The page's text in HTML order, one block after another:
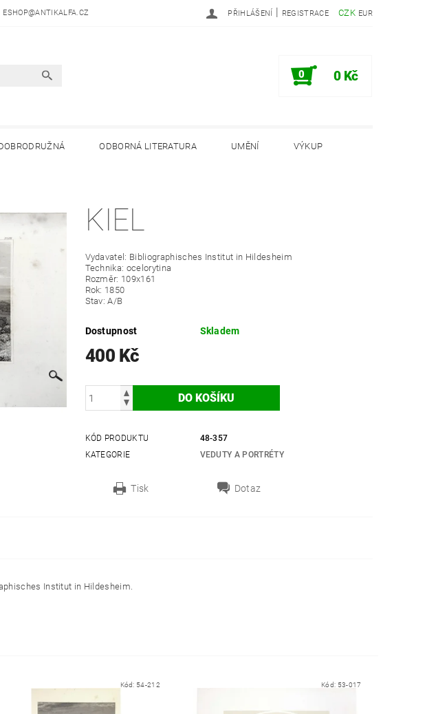
ESHOP@ANTIKALFA.CZ CZK EUR
PŘIHLÁŠENÍ | REGISTRACE
0 0 Kč
ODBORNÁ LITERATURA UMĚNÍ VÝKUP
KIEL
Vydavatel: Bibliographisches Institut in Hildesheim
Technika: ocelorytina
Rozměr: 109x161
Rok: 1850
Stav: A/B
Dostupnost Skladem
400 Kč
KÓD PRODUKTU
48-357
KATEGORIE
VEDUTY A PORTRÉTY
Tisk Dotaz
Institut in Hildesheim.
Kód: 54-212 Kód: 53-017